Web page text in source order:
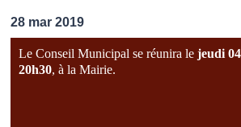
Vos professionnels
Loisirs
28 mar 2019
Le Conseil Municipal se réunira lejeudi
20h30, à la Mairie.